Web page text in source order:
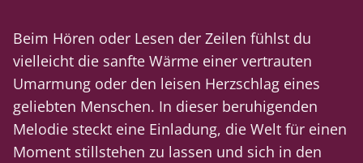
Beim Hören oder Lesen der Zeilen fühlst du
vielleicht die sanfte Wärme einer vertrauten
Umarmung oder den leisen Herzschlag eines
geliebten Menschen. In dieser beruhigenden
Melodie steckt eine Einladung, die Welt für einen
Moment stillstehen zu lassen und sich in den